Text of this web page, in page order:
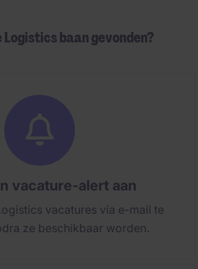
baan gevonden?
vacature-alert aan
vacatures via e-mail te
ze beschikbaar worden.